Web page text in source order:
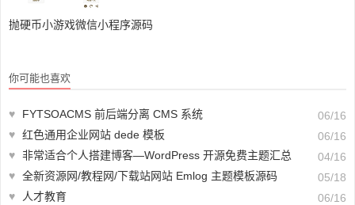
抛硬币小游戏微信小程序源码
你可能也喜欢
♥ FYTSOACMS 前后端分离 CMS 系统
06/16
♥ 红色通用企业网站 dede 模板
06/16
♥ 非常适合个人搭建博客—WordPress 开源免费主题汇总
04/16
♥ 全新资源网/教程网/下载站网站 Emlog 主题模板源码
05/18
♥
人才教育
06/16